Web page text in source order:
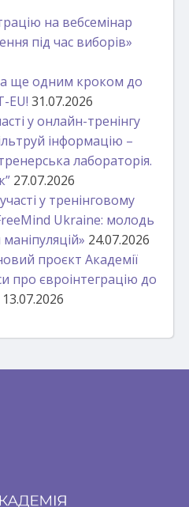
на вебсемінар
під час виборів»
ще одним кроком до
EU! 31.07.2026
у онлайн-тренінгу
інформацію –
лабораторія.
27.07.2026
у тренінговому
Ukraine: молодь
24.07.2026
проєкт Академії
про євроінтеграцію до
13.07.2026